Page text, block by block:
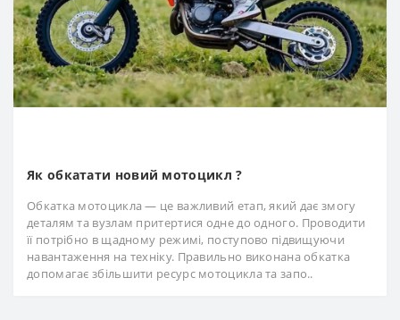
Як обкатати новий мотоцикл ?
Обкатка мотоцикла — це важливий етап, який дає змогу
деталям та вузлам притертися одне до одного. Проводити
її потрібно в щадному режимі, поступово підвищуючи
навантаження на техніку. Правильно виконана обкатка
допомагає збільшити ресурс мотоцикла та запо..